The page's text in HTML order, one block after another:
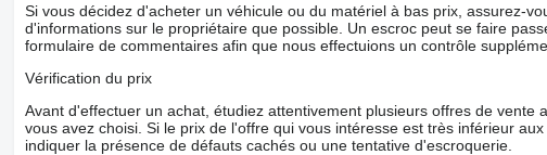
Si vous décidez d'acheter un véhicule ou du matériel à bas prix, assurez-
d'informations sur le propriétaire que possible. Un escroc peut se faire
formulaire de commentaires afin que nous effectuions un contrôle
Vérification du prix
Avant d'effectuer un achat, étudiez attentivement plusieurs offres de
vous avez choisi. Si le prix de l'offre qui vous intéresse est très inférieur
indiquer la présence de défauts cachés ou une tentative d'escroquerie.